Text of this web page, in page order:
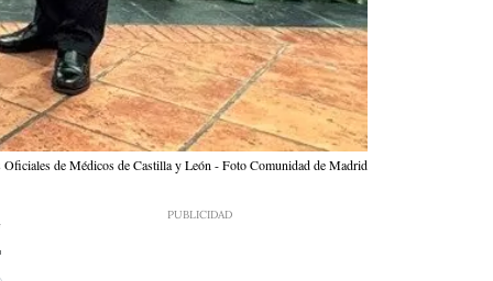
de Médicos de Castilla y León - Foto Comunidad de Madrid